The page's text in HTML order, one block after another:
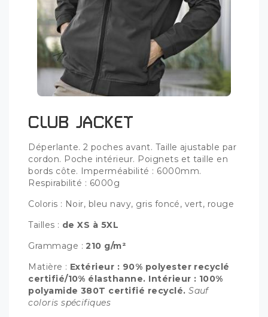
CLUB JACKET
Déperlante. 2 poches avant. Taille ajustable par
cordon. Poche intérieur. Poignets et taille en
bords côte. Imperméabilité : 6000mm.
Respirabilité : 6000g
Coloris : Noir, bleu navy, gris foncé, vert, rouge
Tailles : de XS à 5XL
Grammage :210 g/m²
Matière : Extérieur : 90% polyester recyclé
certifié/10% élasthanne. Intérieur : 100%
polyamide 380T certifié recyclé.Sauf
coloris spécifiques